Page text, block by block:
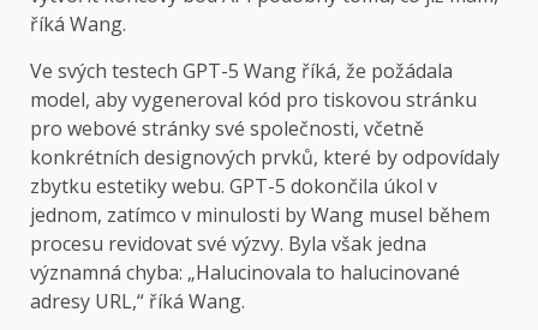
říká Wang.
Ve svých testech GPT-5 Wang říká, že požádala
model, aby vygeneroval kód pro tiskovou stránku
pro webové stránky své společnosti, včetně
konkrétních designových prvků, které by odpovídaly
zbytku estetiky webu. GPT-5 dokončila úkol v
jednom, zatímco v minulosti by Wang musel během
procesu revidovat své výzvy. Byla však jedna
významná chyba: „Halucinovala to halucinované
adresy URL,“ říká Wang.